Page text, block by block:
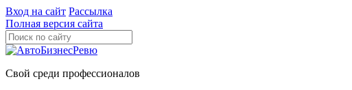
Вход на сайт Рассылка
Полная версия сайта
Свой среди профессионалов